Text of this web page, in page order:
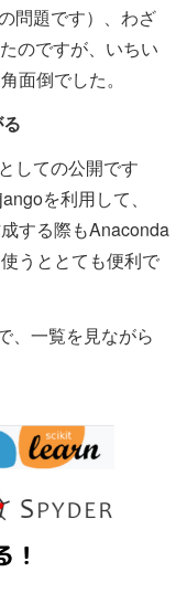
問題です）、わざ
のですが、いちい
面倒でした。
しての公開です
を利用して、
する際もAnaconda
うととても便利で
、一覧を見ながら